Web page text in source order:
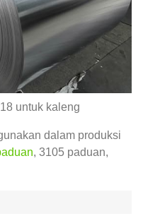
untuk kaleng
dalam produksi
, 3105 paduan,